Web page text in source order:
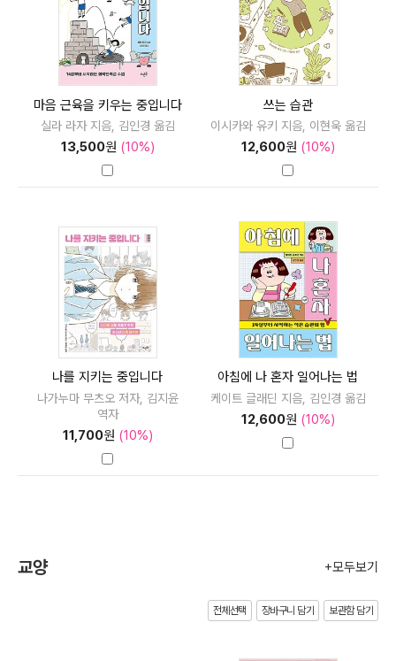
마음 근육을 키우는 중입니다
실라 라자 지음, 김인경 옮김
13,500원 (10%)
쓰는 습관
이시카와 유키 지음, 이현욱 옮김
12,600원 (10%)
나를 지키는 중입니다
나가누마 무츠오 저자, 김지윤
역자
11,700원 (10%)
아침에 나 혼자 일어나는 법
케이트 글래딘 지음, 김인경 옮김
12,600원 (10%)
교양 +모두보기
전체선택 장바구니 담기 보관함 담기